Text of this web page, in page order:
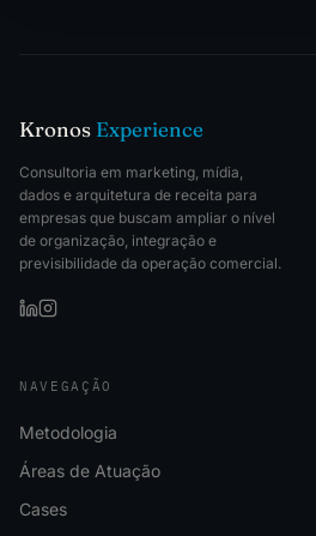
Kronos Experience
Consultoria em marketing, mídia,
dados e arquitetura de receita para
empresas que buscam ampliar o nível
de organização, integração e
previsibilidade da operação comercial.
NAVEGAÇÃO
Metodologia
Áreas de Atuação
Cases